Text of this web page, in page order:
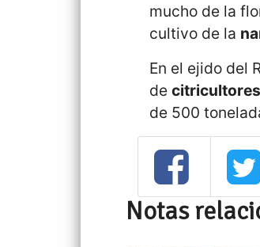
mucho de la
cultivo de la
En el ejido del
decitricultores
de 500
Notas